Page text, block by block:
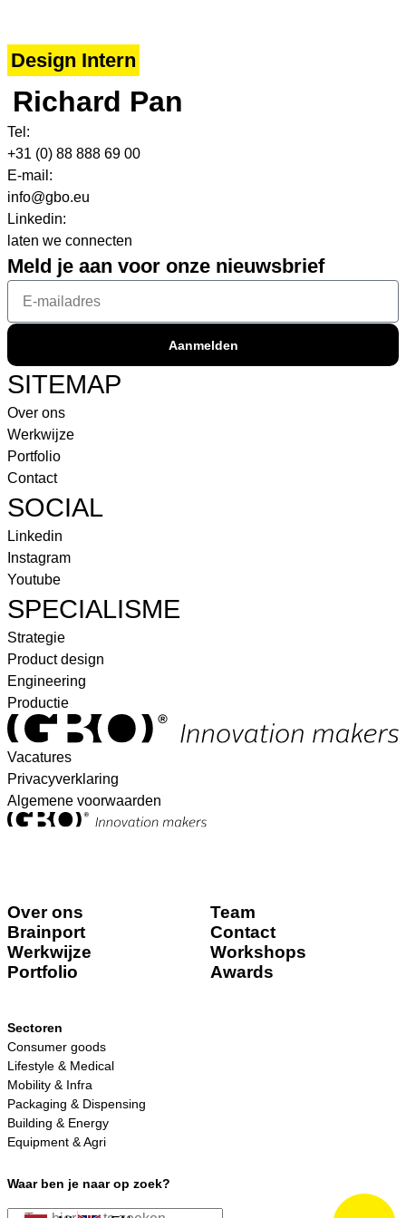
Design Intern
Richard Pan
Tel:
+31 (0) 88 888 69 00
E-mail:
info@gbo.eu
Linkedin:
laten we connecten
Meld je aan voor onze nieuwsbrief
Aanmelden
SITEMAP
Over ons
Werkwijze
Portfolio
Contact
SOCIAL
Linkedin
Instagram
Youtube
SPECIALISME
Strategie
Product design
Engineering
Productie
Vacatures
Privacyverklaring
Algemene voorwaarden
Over ons
Brainport
Werkwijze
Portfolio
Team
Contact
Workshops
Awards
Sectoren
Consumer goods
Lifestyle & Medical
Mobility & Infra
Packaging & Dispensing
Building & Energy
Equipment & Agri
Waar ben je naar op zoek?